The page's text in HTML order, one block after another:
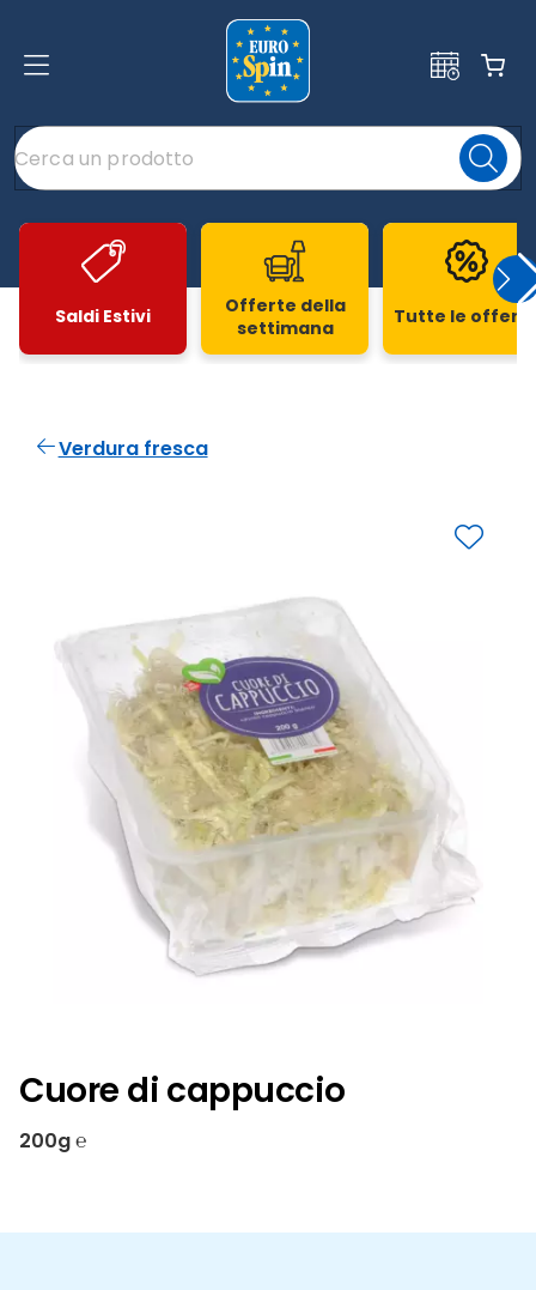
Saldi Estivi
Offerte della
settimana
Tutte le
Verdura fresca
Cuore di cappuccio
200g ℮